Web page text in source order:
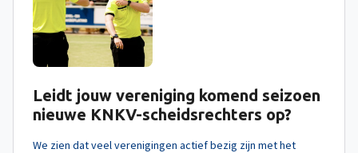
Leidt jouw vereniging komend seizoen
nieuwe KNKV-scheidsrechters op?
We zien dat veel verenigingen actief bezig zijn met het